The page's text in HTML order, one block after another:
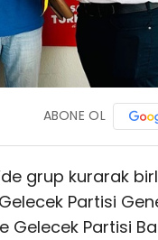
ABONE OL
grup kurarak
Partisi
Gelecek Partisi